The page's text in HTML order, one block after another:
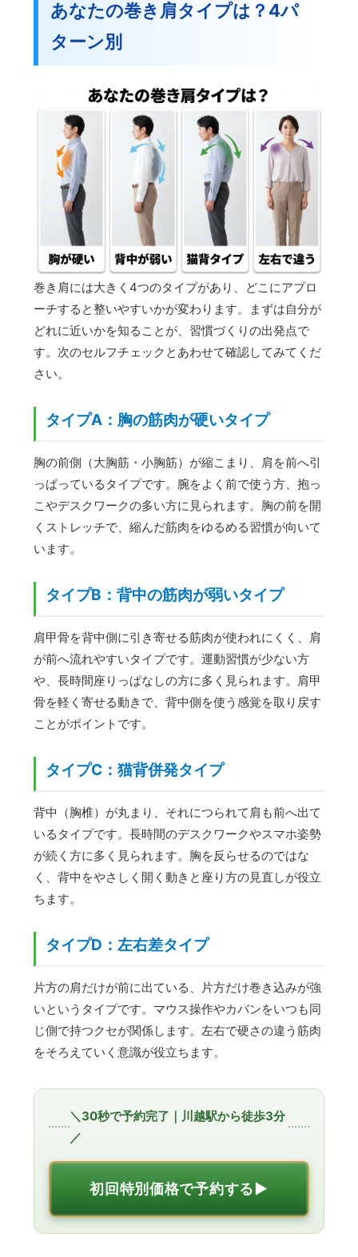
あなたの巻き肩タイプは？4パ
ターン別
巻き肩には大きく4つのタイプがあり、どこにアプロ
ーチすると整いやすいかが変わります。まずは自分が
どれに近いかを知ることが、習慣づくりの出発点で
す。次のセルフチェックとあわせて確認してみてくだ
さい。
タイプA：胸の筋肉が硬いタイプ
胸の前側（大胸筋・小胸筋）が縮こまり、肩を前へ引
っぱっているタイプです。腕をよく前で使う方、抱っ
こやデスクワークの多い方に見られます。胸の前を開
くストレッチで、縮んだ筋肉をゆるめる習慣が向いて
います。
タイプB：背中の筋肉が弱いタイプ
肩甲骨を背中側に引き寄せる筋肉が使われにくく、肩
が前へ流れやすいタイプです。運動習慣が少ない方
や、長時間座りっぱなしの方に多く見られます。肩甲
骨を軽く寄せる動きで、背中側を使う感覚を取り戻す
ことがポイントです。
タイプC：猫背併発タイプ
背中（胸椎）が丸まり、それにつられて肩も前へ出て
いるタイプです。長時間のデスクワークやスマホ姿勢
が続く方に多く見られます。胸を反らせるのではな
く、背中をやさしく開く動きと座り方の見直しが役立
ちます。
タイプD：左右差タイプ
片方の肩だけが前に出ている、片方だけ巻き込みが強
いというタイプです。マウス操作やカバンをいつも同
じ側で持つクセが関係します。左右で硬さの違う筋肉
をそろえていく意識が役立ちます。
＼30秒で予約完了｜川越駅から徒歩3分
／
初回特別価格で予約する▶︎